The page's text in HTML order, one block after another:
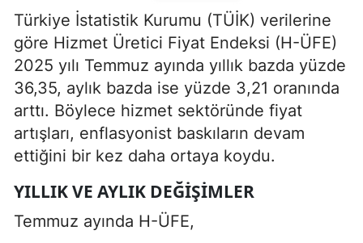
Türkiye İstatistik Kurumu (TÜİK) verilerine
göre Hizmet Üretici Fiyat Endeksi (H-ÜFE)
2025 yılı Temmuz ayında yıllık bazda yüzde
36,35, aylık bazda ise yüzde 3,21 oranında
arttı. Böylece hizmet sektöründe fiyat
artışları, enflasyonist baskıların devam
ettiğini bir kez daha ortaya koydu.
YILLIK VE AYLIK DEĞIŞIMLER
Temmuz ayında H-ÜFE,